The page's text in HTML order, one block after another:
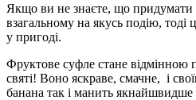
Якщо ви не знаєте, що придумати
взагальному на якусь подію, тоді
у пригоді.
Фруктове суфле стане відмінною
святі! Воно яскраве, смачне, і
банана так і манить якнайшвидше